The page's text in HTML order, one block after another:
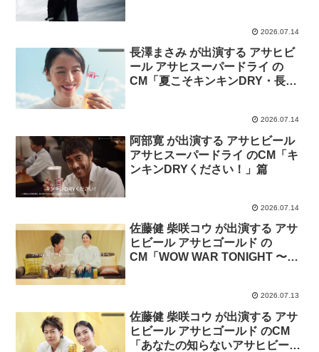
2026.07.14
長澤まさみ が出演する アサヒビ
ール アサヒスーパードライ の
CM「夏こそキンキンDRY・長澤
2026.07.14
阿部寛 が出演する アサヒビール
アサヒスーパードライ のCM「キ
ンキンDRYください！」篇
2026.07.14
佐藤健 柴咲コウ が出演する アサ
ヒビール アサヒゴールド の
CM「WOW WAR TONIGHT 〜時
2026.07.13
佐藤健 柴咲コウ が出演する アサ
ヒビール アサヒゴールド のCM
「あなたの知らないアサヒビー